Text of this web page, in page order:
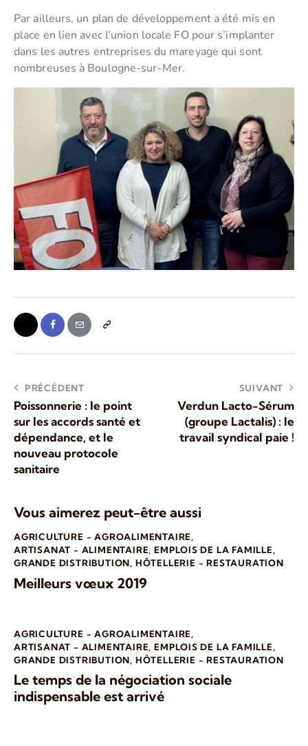
Par ailleurs, un plan de développement a été mis en
place en lien avec l’union locale FO pour s’implanter
dans les autres entreprises du mareyage qui sont
nombreuses à Boulogne-sur-Mer.
PRÉCÉDENT
Poissonnerie : le point
sur les accords santé et
dépendance, et le
nouveau protocole
sanitaire
SUIVANT
Verdun Lacto-Sérum
(groupe Lactalis) : le
travail syndical paie !
Vous aimerez peut-être aussi
AGRICULTURE - AGROALIMENTAIRE,
ARTISANAT - ALIMENTAIRE,EMPLOIS DE LA FAMILLE,
GRANDE DISTRIBUTION, HÔTELLERIE - RESTAURATION
Meilleurs vœux 2019
AGRICULTURE - AGROALIMENTAIRE,
ARTISANAT - ALIMENTAIRE,EMPLOIS DE LA FAMILLE,
GRANDE DISTRIBUTION, HÔTELLERIE - RESTAURATION
Le temps de la négociation sociale
indispensable est arrivé